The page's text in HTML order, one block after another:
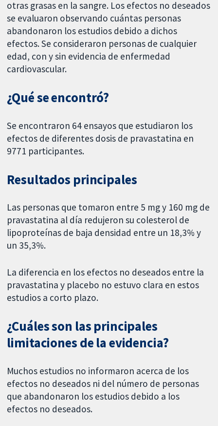
otras grasas en la sangre. Los efectos no deseados
se evaluaron observando cuántas personas
abandonaron los estudios debido a dichos
efectos. Se consideraron personas de cualquier
edad, con y sin evidencia de enfermedad
cardiovascular.
¿Qué se encontró?
Se encontraron 64 ensayos que estudiaron los
efectos de diferentes dosis de pravastatina en
9771 participantes.
Resultados principales
Las personas que tomaron entre 5 mg y 160 mg de
pravastatina al día redujeron su colesterol de
lipoproteínas de baja densidad entre un 18,3% y
un 35,3%.
La diferencia en los efectos no deseados entre la
pravastatina y placebo no estuvo clara en estos
estudios a corto plazo.
¿Cuáles son las principales
limitaciones de la evidencia?
Muchos estudios no informaron acerca de los
efectos no deseados ni del número de personas
que abandonaron los estudios debido a los
efectos no deseados.